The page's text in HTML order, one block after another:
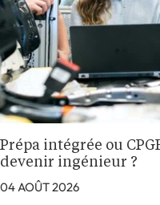
Prépa intégrée ou
devenir ingénieur ?
04 AOÛT 2026